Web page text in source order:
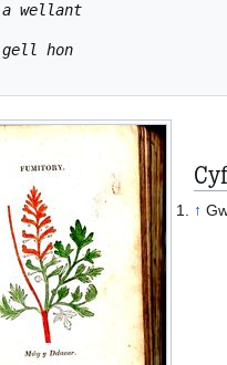
a wellant
hon
↑